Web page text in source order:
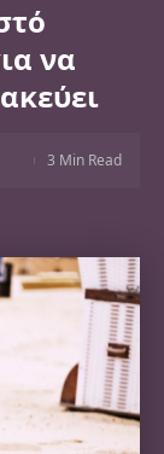
να
3 Min Read